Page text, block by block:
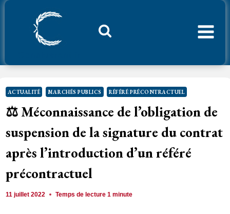
Aller
ACTUALITÉ MARCHÉS PUBLICS RÉFÉRÉ PRÉCONTRACTUEL
⚖️ Méconnaissance de l’obligation de
suspension de la signature du contrat
après l’introduction d’un référé
précontractuel
11 juillet 2022 Temps de lecture1 minute